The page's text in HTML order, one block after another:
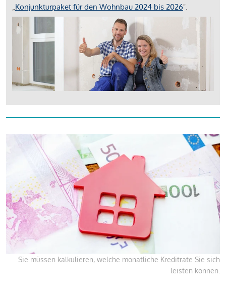
„Konjunkturpaket für den Wohnbau 2024 bis 2026".
Sie müssen kalkulieren, welche monatliche Kreditrate Sie sich
leisten können.